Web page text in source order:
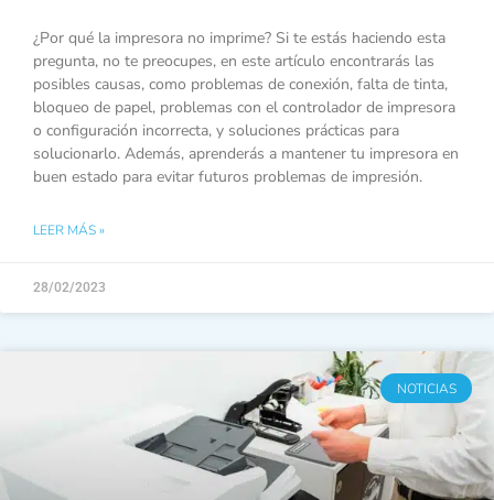
¿Por qué la impresora no imprime? Si te estás haciendo esta
pregunta, no te preocupes, en este artículo encontrarás las
posibles causas, como problemas de conexión, falta de tinta,
bloqueo de papel, problemas con el controlador de impresora
o configuración incorrecta, y soluciones prácticas para
solucionarlo. Además, aprenderás a mantener tu impresora en
buen estado para evitar futuros problemas de impresión.
LEER MÁS »
28/02/2023
NOTICIAS